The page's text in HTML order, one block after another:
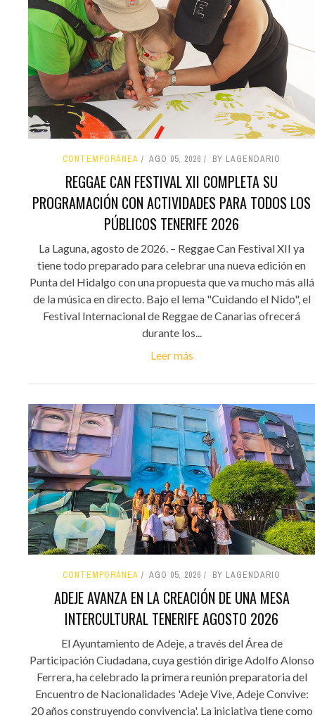
CONTEMPORÁNEA AGO 05, 2026 BY LAGENDARIO
REGGAE CAN FESTIVAL XII COMPLETA SU
PROGRAMACIÓN CON ACTIVIDADES PARA TODOS LOS
PÚBLICOS TENERIFE 2026
La Laguna, agosto de 2026. – Reggae Can Festival XII ya
tiene todo preparado para celebrar una nueva edición en
Punta del Hidalgo con una propuesta que va mucho más allá
de la música en directo. Bajo el lema "Cuidando el Nido", el
Festival Internacional de Reggae de Canarias ofrecerá
durante los...
Leer más
CONTEMPORÁNEA AGO 05, 2026 BY LAGENDARIO
ADEJE AVANZA EN LA CREACIÓN DE UNA MESA
INTERCULTURAL TENERIFE AGOSTO 2026
El Ayuntamiento de Adeje, a través del Área de
Participación Ciudadana, cuya gestión dirige Adolfo Alonso
Ferrera, ha celebrado la primera reunión preparatoria del
Encuentro de Nacionalidades 'Adeje Vive, Adeje Convive:
20 años construyendo convivencia'. La iniciativa tiene como